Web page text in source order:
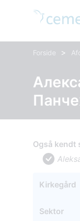
Forside >
Også kendt
Kirkegård
Sektor